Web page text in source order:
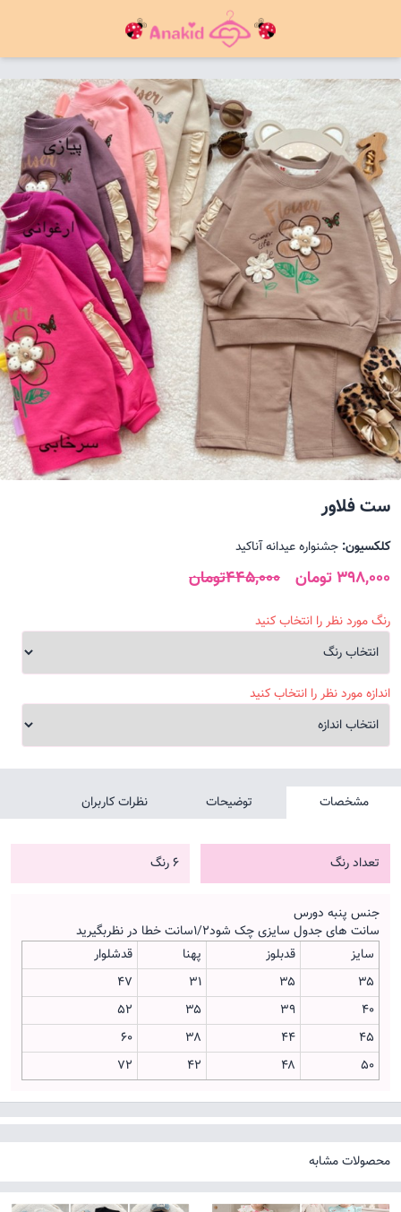
ست فلاور
کلکسیون: جشنواره عیدانه آناکید
398,000 تومان 445,000تومان
رنگ مورد نظر را انتخاب کنید
اندازه مورد نظر را انتخاب کنید
مشخصات توضیحات نظرات کاربران
تعداد رنگ 6 رنگ
جنس پنبه دورس
سانت های جدول سایزی چک شود۱/۲سانت خطا در نظربگیرید
سایز
قدبلوز پهنا
قدشلوار
۳۵
۳۵ ۳۱
۴۷
۴۰
۳۹ ۳۵
۵۲
۴۵
۴۴ ۳۸
۶۰
۵۰
۴۸ ۴۲ ۷۲
محصولات مشابه